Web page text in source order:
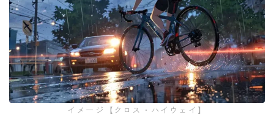
イメージ【クロス・ハイウェイ】